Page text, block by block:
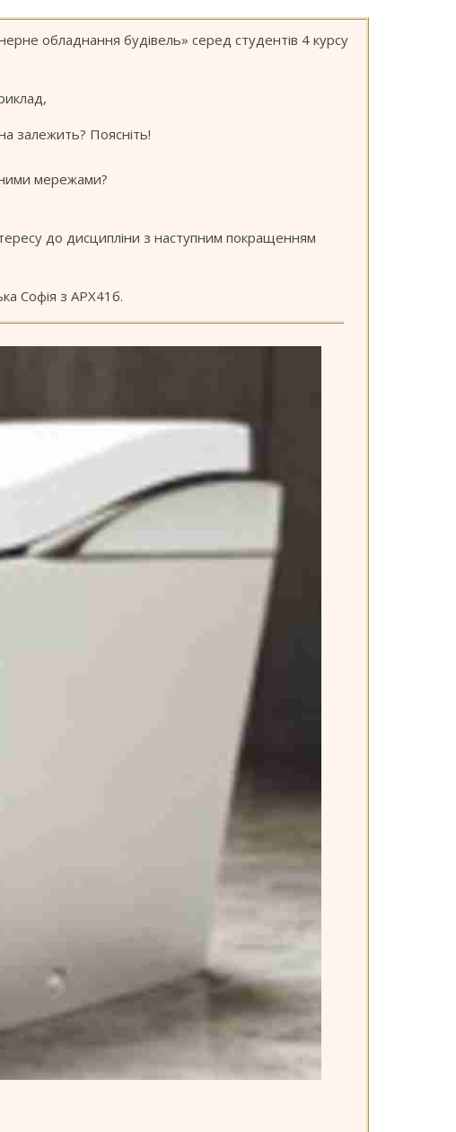
обладнання будівель» серед студентів 4 курсу
залежить? Поясніть!
мережами?
до дисципліни з наступним покращенням
Софія з АРХ41б.